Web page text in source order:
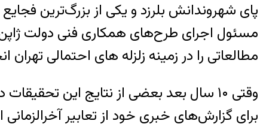
مسئول اجرای طرح‌های همکاری‌ فنی دولت ژاپن
مطالعاتی را در زمینه زلزله های احتمالی تهران
وقتی ۱۰ سال بعد بعضی از نتایج این
برای گزارش‌های خبری خود از تعابیر آخرالزمانی